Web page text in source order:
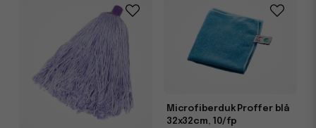
och smuts. Dessutom är de skonsamma mot ytor och
passar därför bra till känsliga material som rostfritt stål,
datorskärmar och glas. För professionella städare såväl
som privatpersoner är microfiberduken ett av de mest
användbara redskapen i städutrustningen.
Microfiberduk Proffer blå
32x32cm, 10/fp